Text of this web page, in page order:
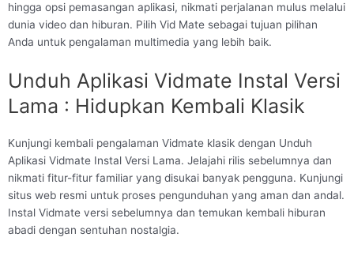
hingga opsi pemasangan aplikasi, nikmati perjalanan mulus melalui
dunia video dan hiburan. Pilih Vid Mate sebagai tujuan pilihan
Anda untuk pengalaman multimedia yang lebih baik.
Unduh Aplikasi Vidmate Instal Versi
Lama : Hidupkan Kembali Klasik
Kunjungi kembali pengalaman Vidmate klasik dengan Unduh
Aplikasi Vidmate Instal Versi Lama. Jelajahi rilis sebelumnya dan
nikmati fitur-fitur familiar yang disukai banyak pengguna. Kunjungi
situs web resmi untuk proses pengunduhan yang aman dan andal.
Instal Vidmate versi sebelumnya dan temukan kembali hiburan
abadi dengan sentuhan nostalgia.